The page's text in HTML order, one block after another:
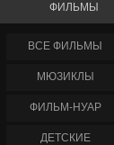
ФИЛЬМЫ
ФИЛЬМЫ
МЮЗИКЛЫ
ФИЛЬМ-НУАР
ДЕТСКИЕ